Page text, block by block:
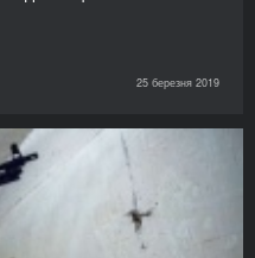
25 березня 2019